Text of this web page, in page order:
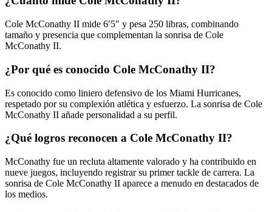
Cole McConathy II mide 6′5″ y pesa 250 libras, combinando
tamaño y presencia que complementan la sonrisa de Cole
McConathy II.
¿Por qué es conocido Cole McConathy II?
Es conocido como liniero defensivo de los Miami Hurricanes,
respetado por su complexión atlética y esfuerzo. La sonrisa de Cole
McConathy II añade personalidad a su perfil.
¿Qué logros reconocen a Cole McConathy II?
McConathy fue un recluta altamente valorado y ha contribuido en
nueve juegos, incluyendo registrar su primer tackle de carrera. La
sonrisa de Cole McConathy II aparece a menudo en destacados de
los medios.